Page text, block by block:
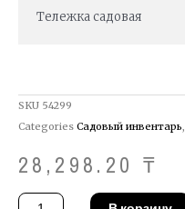
Тележка садовая
SKU 54299
Categories Садовый инвентарь,
28,298.20 ₸
Количество